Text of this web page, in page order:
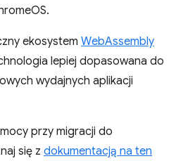
ekosystem WebAssembly
lepiej dopasowana do
wydajnych aplikacji
przy migracji do
się z dokumentacją na ten